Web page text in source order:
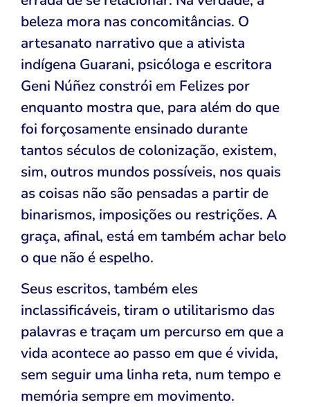
beleza mora nas concomitâncias. O
artesanato narrativo que a ativista
indígena Guarani, psicóloga e escritora
Geni Núñez constrói em Felizes por
enquanto mostra que, para além do que
foi forçosamente ensinado durante
tantos séculos de colonização, existem,
sim, outros mundos possíveis, nos quais
as coisas não são pensadas a partir de
binarismos, imposições ou restrições. A
graça, afinal, está em também achar belo
o que não é espelho.
Seus escritos, também eles
inclassificáveis, tiram o utilitarismo das
palavras e traçam um percurso em que a
vida acontece ao passo em que é vivida,
sem seguir uma linha reta, num tempo e
memória sempre em movimento.